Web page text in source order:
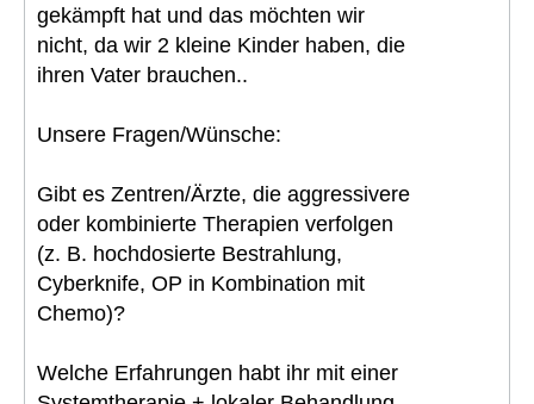
gekämpft hat und das möchten wir
nicht, da wir 2 kleine Kinder haben, die
ihren Vater brauchen..
Unsere Fragen/Wünsche:
Gibt es Zentren/Ärzte, die aggressivere
oder kombinierte Therapien verfolgen
(z. B. hochdosierte Bestrahlung,
Cyberknife, OP in Kombination mit
Chemo)?
Welche Erfahrungen habt ihr mit einer